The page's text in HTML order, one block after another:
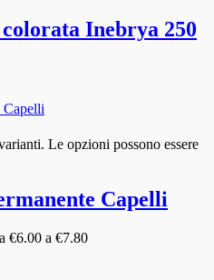
Inebrya 250
Le opzioni possono essere
Capelli
€6.00 a €7.80